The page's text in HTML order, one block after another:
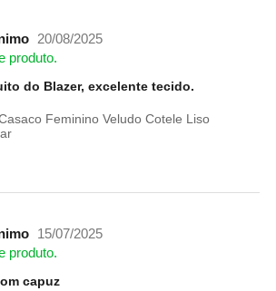
20/08/2025
produto.
do Blazer, excelente tecido.
Feminino Veludo Cotele Liso
15/07/2025
produto.
capuz